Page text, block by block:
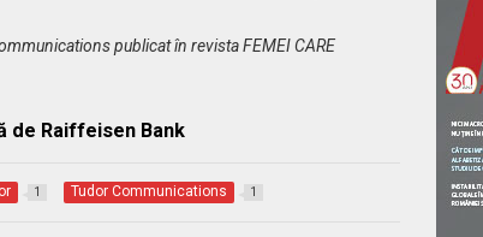
publicat în revista FEMEI CARE
de Raiffeisen Bank
1 Tudor Communications 1